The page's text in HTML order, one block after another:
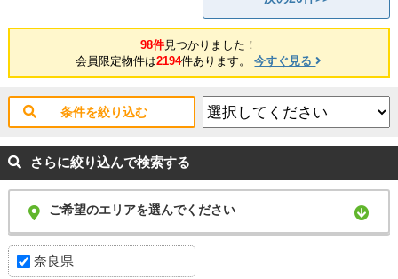
98件見つかりました！
会員限定物件は2194件あります。今すぐ見る
条件を絞り込む
さらに絞り込んで検索する
ご希望のエリアを選んでください
奈良県